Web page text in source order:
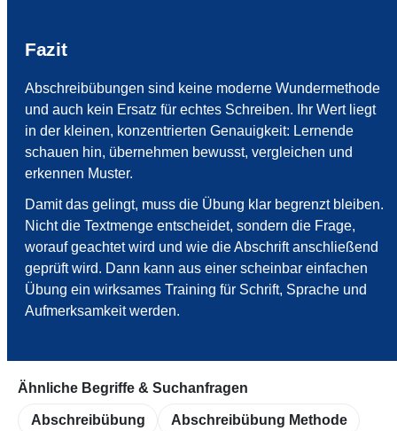
Fazit
Abschreibübungen sind keine moderne Wundermethode
und auch kein Ersatz für echtes Schreiben. Ihr Wert liegt
in der kleinen, konzentrierten Genauigkeit: Lernende
schauen hin, übernehmen bewusst, vergleichen und
erkennen Muster.
Damit das gelingt, muss die Übung klar begrenzt bleiben.
Nicht die Textmenge entscheidet, sondern die Frage,
worauf geachtet wird und wie die Abschrift anschließend
geprüft wird. Dann kann aus einer scheinbar einfachen
Übung ein wirksames Training für Schrift, Sprache und
Aufmerksamkeit werden.
Ähnliche Begriffe & Suchanfragen
Abschreibübung Abschreibübung Methode